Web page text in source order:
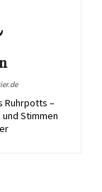
Ruhrpotts –
Stimmen